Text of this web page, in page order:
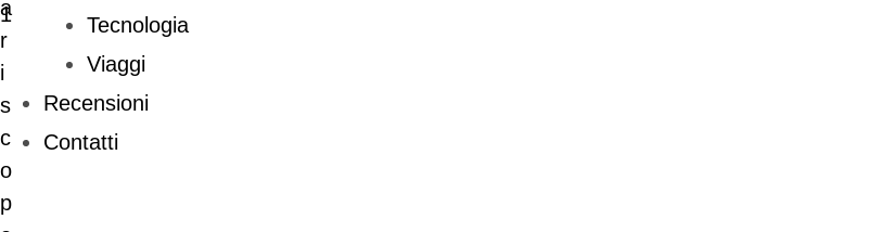
Tecnologia
Viaggi
Recensioni
Contatti